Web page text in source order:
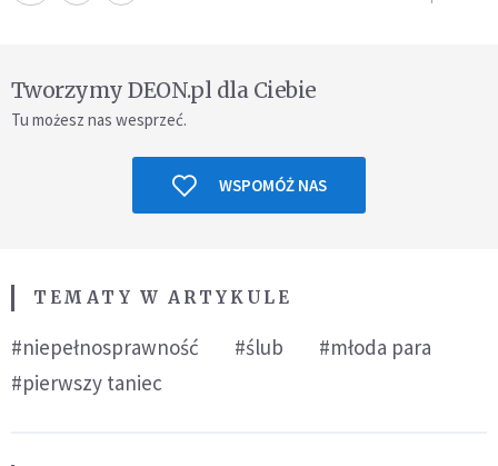
Tworzymy DEON.pl dla Ciebie
Tu możesz nas wesprzeć.
WSPOMÓŻ NAS
TEMATY W ARTYKULE
#niepełnosprawność #ślub
#młoda para
#pierwszy taniec